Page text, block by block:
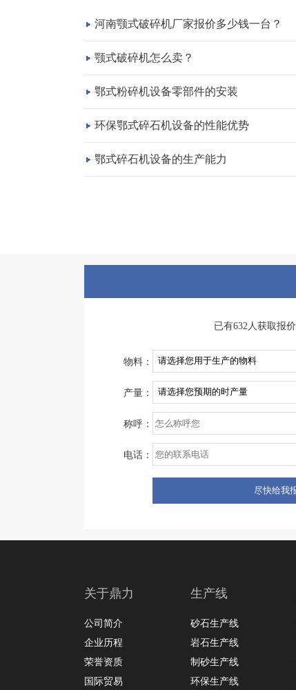
河南颚式破碎机厂家报价多少钱一台？
颚式破碎机怎么卖？
鄂式粉碎机设备零部件的安装
环保鄂式碎石机设备的性能优势
鄂式碎石机设备的生产能力
已有632人获取报价
物料：
产量：
称呼：
电话：
关于鼎力
公司简介
企业历程
荣誉资质
国际贸易
生产线
砂石生产线
岩石生产线
制砂生产线
环保生产线